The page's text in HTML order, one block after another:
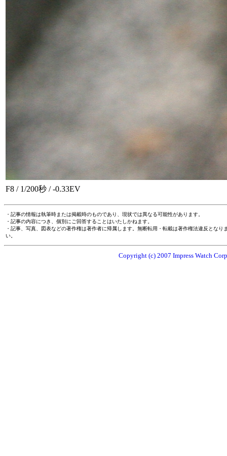
F8 / 1/200秒 / -0.33EV
・記事の情報は執筆時または掲載時のものであり、現状では異なる可能性があります。
・記事の内容につき、個別にご回答することはいたしかねます。
・記事、写真、図表などの著作権は著作者に帰属します。無断転用・転載は著作権法違反とな
い。
Copyright (c) 2007 Impress Watch